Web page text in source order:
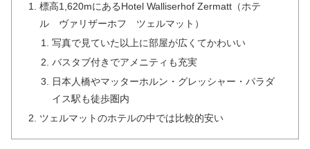
標高1,620mにあるHotel Walliserhof Zermatt（ホテ
ル ヴァリザーホフ ツェルマット）
写真で見ていた以上に部屋が広くてかわいい
バスタブ付きでアメニティも充実
日本人橋やマッターホルン・グレッシャー・パラダ
イス駅も徒歩圏内
ツェルマットのホテルの中では比較的安い